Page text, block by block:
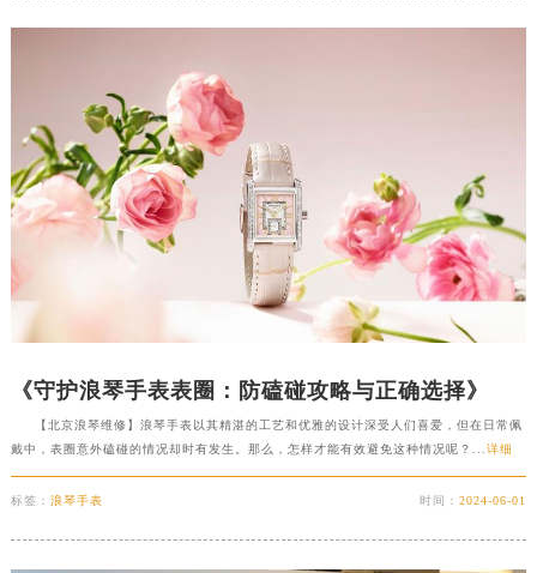
《守护浪琴手表表圈：防磕碰攻略与正确选择》
【北京浪琴维修】浪琴手表以其精湛的工艺和优雅的设计深受人们喜爱，但在日常佩
戴中，表圈意外磕碰的情况却时有发生。那么，怎样才能有效避免这种情况呢？... 详细
标签： 浪琴手表 时间：2024-06-01